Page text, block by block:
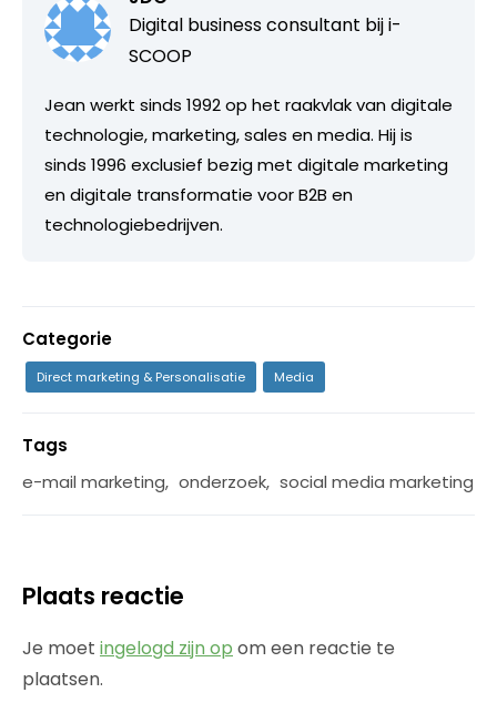
Digital business consultant biji-
SCOOP
Jean werkt sinds 1992 op het raakvlak van digitale
technologie, marketing, sales en media. Hij is
sinds 1996 exclusief bezig met digitale marketing
en digitale transformatie voor B2B en
technologiebedrijven.
Categorie
Direct marketing & Personalisatie Media
Tags
e-mail marketing, onderzoek, social media marketing
Plaats reactie
Je moet ingelogd zijn op om een reactie te
plaatsen.